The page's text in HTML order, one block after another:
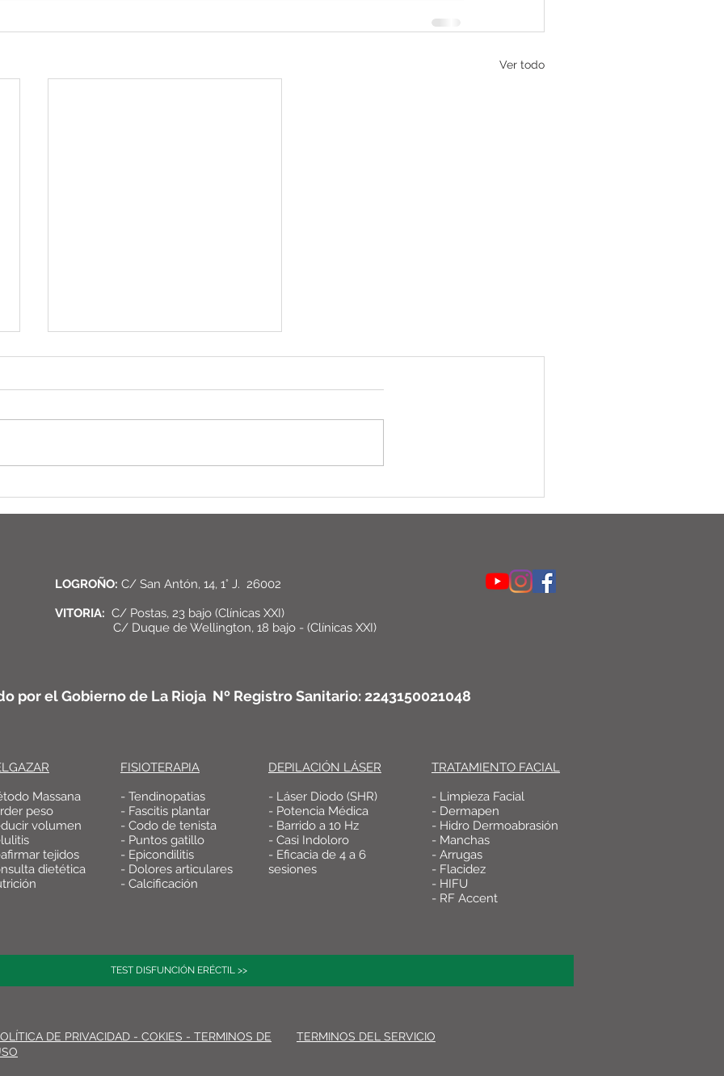
Ver todo
LOGROÑO: C/ San Antón, 14, 1° J. 26002
VITORIA: C/ Postas, 23 bajo (Clínicas XXI)
C/ Duque de Wellington, 18 bajo - (Clínicas XXI)
por el Gobierno de La Rioja Nº Registro Sanitario: 2243150021048
Massana
peso
volumen
tejidos
dietética
FISIOTERAPIA
- Tendinopatias
- Fascitis plantar
- Codo de tenista
- Puntos gatillo
- Epicondilitis
- Dolores articulares
- Calcificación
DEPILACIÓN LÁSER
- Láser Diodo (SHR)
- Potencia Médica
- Barrido a 10 Hz
- Casi Indoloro
- Eficacia de 4 a 6
sesiones
TRATAMIENTO FACIAL
- Limpieza Facial
- Dermapen
- Hidro Dermoabrasión
- Manchas
- Arrugas
- Flacidez
- HIFU
- RF Accent
TEST DISFUNCIÓN ERÉCTIL >>
DE PRIVACIDAD - COKIES - TERMINOS DE
TERMINOS DEL SERVICIO